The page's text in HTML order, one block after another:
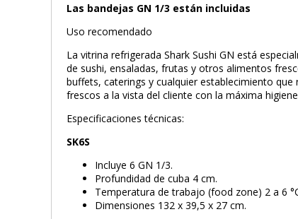
Las bandejas GN 1/3 están incluidas
Uso recomendado
La vitrina refrigerada Shark Sushi GN está
de sushi, ensaladas, frutas y otros alimentos
buffets, caterings y cualquier establecimiento
frescos a la vista del cliente con la máxima
Especificaciones técnicas:
SK6S
Incluye 6 GN 1/3.
Profundidad de cuba 4 cm.
Temperatura de trabajo (food zone) 2 a 6
Dimensiones 132 x 39,5 x 27 cm.